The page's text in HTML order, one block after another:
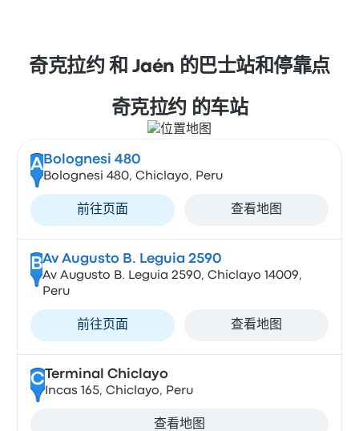
奇克拉约 和 Jaén 的巴士站和停靠点
奇克拉约 的车站
A Bolognesi 480
Bolognesi 480, Chiclayo, Peru
前往页面 查看地图
BAv Augusto B. Leguia 2590
Av Augusto B. Leguia 2590, Chiclayo 14009,
Peru
前往页面 查看地图
CTerminal Chiclayo
Incas 165, Chiclayo, Peru
查看地图